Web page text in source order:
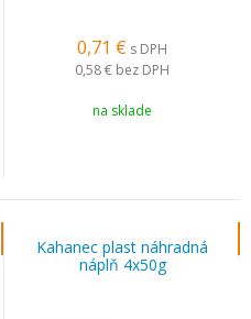
0,71 € s DPH
0,58 € bez DPH
na sklade
Kahanec plast náhradná
náplň 4x50g